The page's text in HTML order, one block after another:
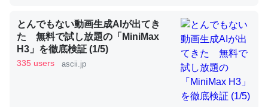
─ニュース :: 【研究発表】昆虫学の大問題＝「昆虫はなぜ海にいな
いのか」に関する新仮説
論文では「淡水はカルシウムも酸素も不足してて両方に不
とんでもない動画生成AIが出てき
た 無料で試し放題の「MiniMax
H3」を徹底検証 (1/5)
335 users ascii.jp